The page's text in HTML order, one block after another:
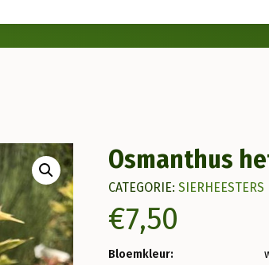
Osmanthus
CATEGORIE:SIERHEESTERS
€7,50
Bloemkleur: